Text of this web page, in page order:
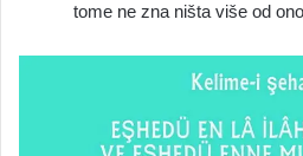
tome ne zna ništa više od